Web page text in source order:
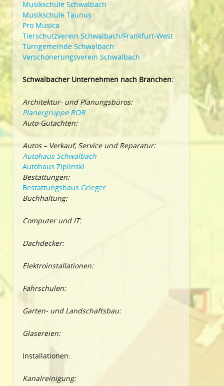
Musikschule Schwalbach
Musikschule Taunus
Pro Musica
Tierschutzverein Schwalbach/Frankfurt-West
Turngemeinde Schwalbach
Verschönerungsverein Schwalbach
Schwalbacher Unternehmen nach Branchen:
Architektur- und Planungsbüros:
Planergruppe ROB
Auto-Gutachten:
Autos – Verkauf, Service und Reparatur:
Autohaus Schwalbach
Autohaus Ziplinski
Bestattungen:
Bestattungshaus Grieger
Buchhaltung:
Computer und IT:
Dachdecker:
Elektroinstallationen:
Fahrschulen:
Garten- und Landschaftsbau:
Glasereien:
Installationen:
Kanalreinigung: